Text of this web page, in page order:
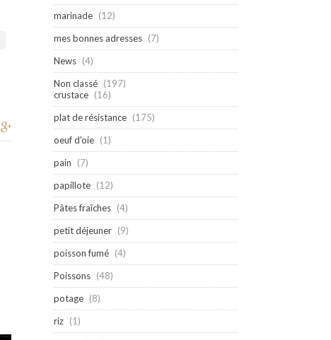
marinade (12)
mes bonnes adresses (7)
News (4)
Non classé (197)
crustace (16)
plat de résistance (175)
oeuf d'oie (1)
pain
(7)
papillote (12)
Pâtes fraîches (4)
petit déjeuner (9)
poisson fumé (4)
Poissons (48)
potage (8)
riz (1)